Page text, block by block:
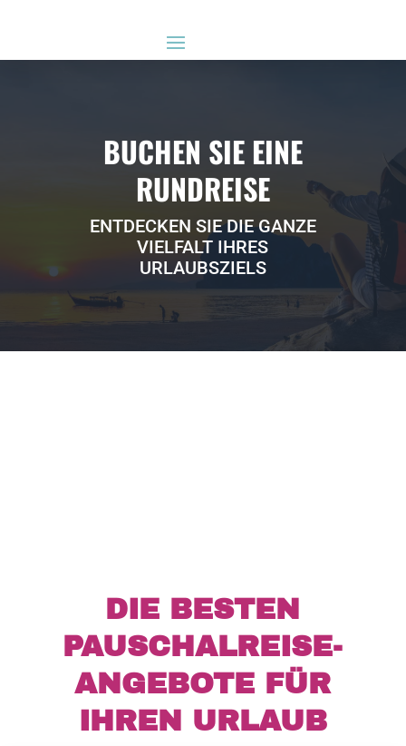
BUCHEN SIE EINE
RUNDREISE
ENTDECKEN SIE DIE GANZE
VIELFALT IHRES
URLAUBSZIELS
DIE BESTEN
PAUSCHALREISE-
ANGEBOTE FÜR
IHREN URLAUB